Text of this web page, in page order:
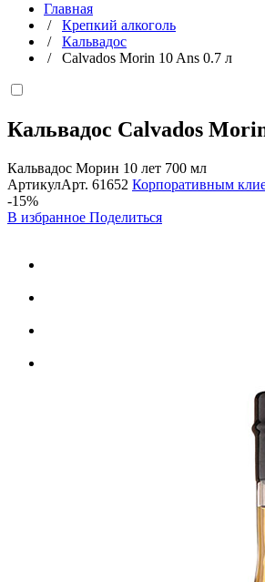
Главная
/ Крепкий алкоголь
/ Кальвадос
/ Calvados Morin 10 Ans 0.7 л
Кальвадос Calvados
Кальвадос Морин 10 лет 700 мл
АртикулАрт. 61652 Корпоративным
-15%
В избранное Поделиться